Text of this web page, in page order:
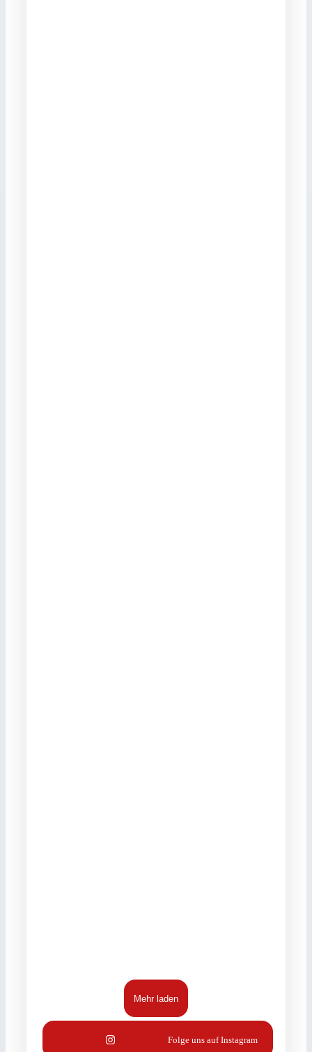
Mehr laden
Folge uns auf Instagram